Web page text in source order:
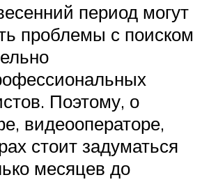
период могут
проблемы с поиском
Поэтому, о
видеооператоре,
стоит задуматься
месяцев до